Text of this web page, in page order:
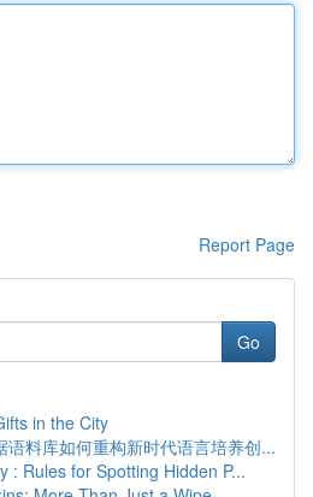
Report Page
Go
in the City
语料库如何重构新时代语言培养创...
: Rules for Spotting Hidden P...